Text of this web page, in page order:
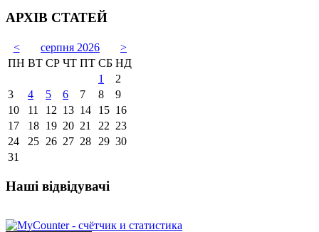
АРХІВ СТАТЕЙ
< серпня 2026
>
ПН ВТ СР ЧТ ПТ СБ НД
1
2
3
4 5 6 7 8
9
10
11 12 13 14 15 16
17
18 19 20 21 22 23
24
25 26 27 28 29 30
31
Наші відвідувачі